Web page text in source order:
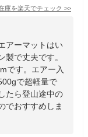
庫を楽天でチェック >>
アーマットはい
で丈夫です。
です。エアー入
で超軽量で
たら登山途中の
でおすすめしま